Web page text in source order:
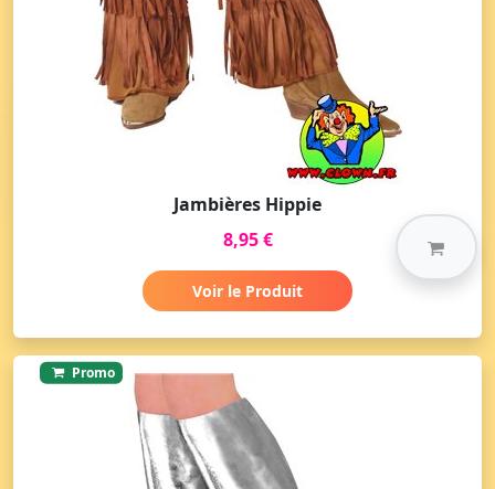
Jambières Hippie
8,95 €
Voir le Produit
Promo